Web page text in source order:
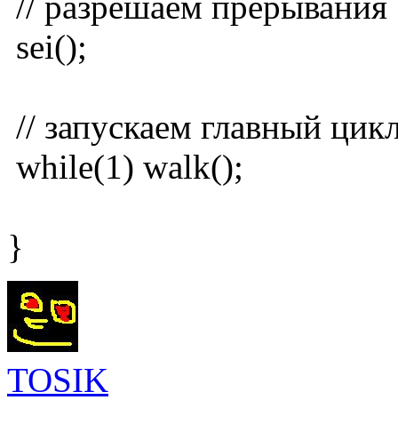
sei();
// запускаем главный
while(1) walk();
}
TOSIK